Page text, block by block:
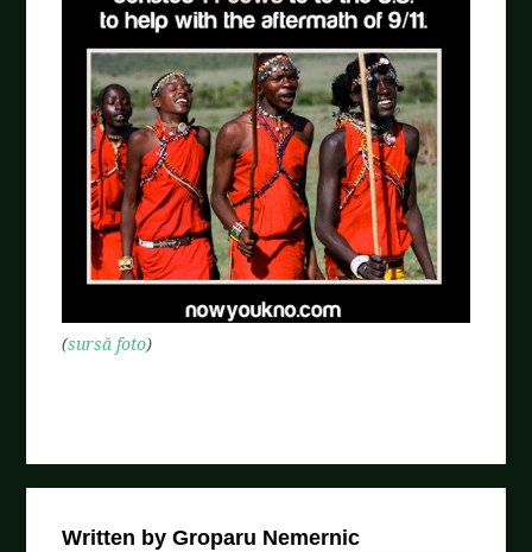
(sursă foto)
Written by Groparu Nemernic